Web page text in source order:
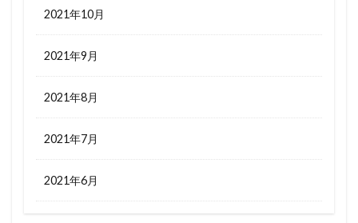
2021年10月
2021年9月
2021年8月
2021年7月
2021年6月